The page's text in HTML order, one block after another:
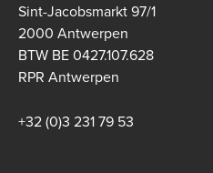
Sint-Jacobsmarkt 97/1
2000 Antwerpen
BTW BE 0427.107.628
RPR Antwerpen
+32 (0)3 231 79 53